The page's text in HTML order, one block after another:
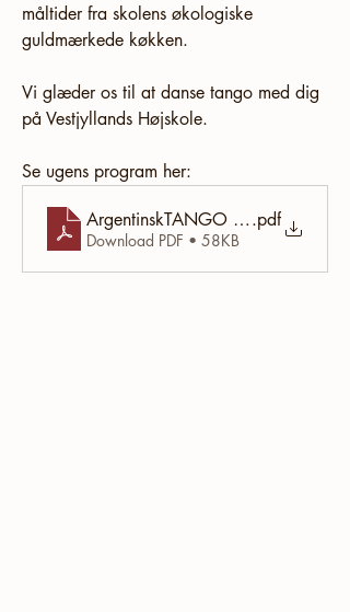
måltider fra skolens økologiske
guldmærkede køkken.
Vi glæder os til at danse tango med dig
på Vestjyllands Højskole.
Se ugens program her:
ArgentinskTANGO 2026
.pdf
Download PDF • 58KB